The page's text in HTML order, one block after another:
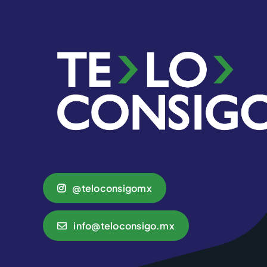
@teloconsigomx
info@teloconsigo.mx